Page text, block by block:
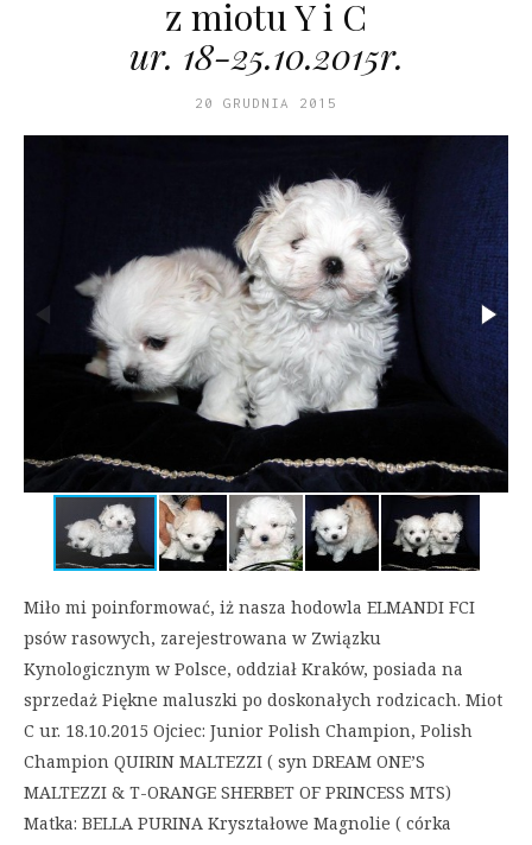
z miotu Y i C
ur. 18-25.10.2015r.
20 GRUDNIA 2015
Miło mi poinformować, iż nasza hodowla ELMANDI FCI
psów rasowych, zarejestrowana w Związku
Kynologicznym w Polsce, oddział Kraków, posiada na
sprzedaż Piękne maluszki po doskonałych rodzicach. Miot
C ur. 18.10.2015 Ojciec: Junior Polish Champion, Polish
Champion QUIRIN MALTEZZI ( syn DREAM ONE’S
MALTEZZI & T-ORANGE SHERBET OF PRINCESS MTS)
Matka: BELLA PURINA Kryształowe Magnolie ( córka